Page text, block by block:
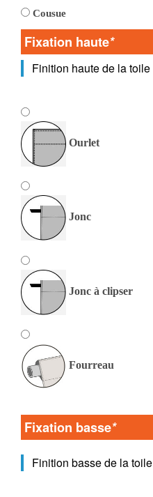
Cousue
Fixation haute*
Finition haute de la toile
Ourlet
Jonc
Jonc à clipser
Fourreau
Fixation basse*
Finition basse de la toile